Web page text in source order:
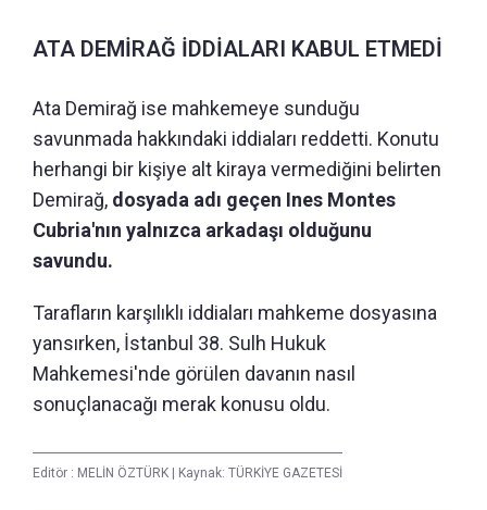
ATA DEMİRAĞ İDDİALARI KABUL ETMEDİ
Ata Demirağ ise mahkemeye sunduğu
savunmada hakkındaki iddiaları reddetti. Konutu
herhangi bir kişiye alt kiraya vermediğini belirten
Demirağ, dosyada adı geçen Ines Montes
Cubria'nın yalnızca arkadaşı olduğunu
savundu.
Tarafların karşılıklı iddiaları mahkeme dosyasına
yansırken, İstanbul 38. Sulh Hukuk
Mahkemesi'nde görülen davanın nasıl
sonuçlanacağı merak konusu oldu.
Editör : MELİN ÖZTÜRK | Kaynak: TÜRKİYE GAZETESİ